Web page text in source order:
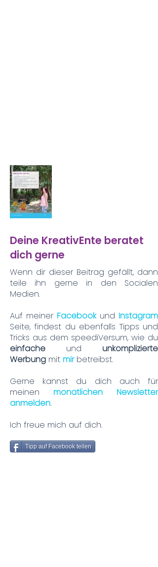
Deine KreativEnte beratet
dich gerne
Wenn dir dieser Beitrag gefällt, dann
teile ihn gerne in den Socialen
Medien.
Auf meiner Facebook und Instagram
Seite, findest du ebenfalls Tipps und
Tricks aus dem speediVersum, wie du
einfache und unkomplizierte
Werbung mit mir betreibst.
Gerne kannst du dich auch für
meinen monatlichen Newsletter
anmelden.
Ich freue mich auf dich.
Tipp auf Facebook teilen